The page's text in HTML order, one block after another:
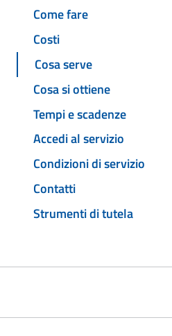
Come fare
Costi
Cosa serve
Cosa si ottiene
Tempi e scadenze
Accedi al servizio
Condizioni di servizio
Contatti
Strumenti di tutela